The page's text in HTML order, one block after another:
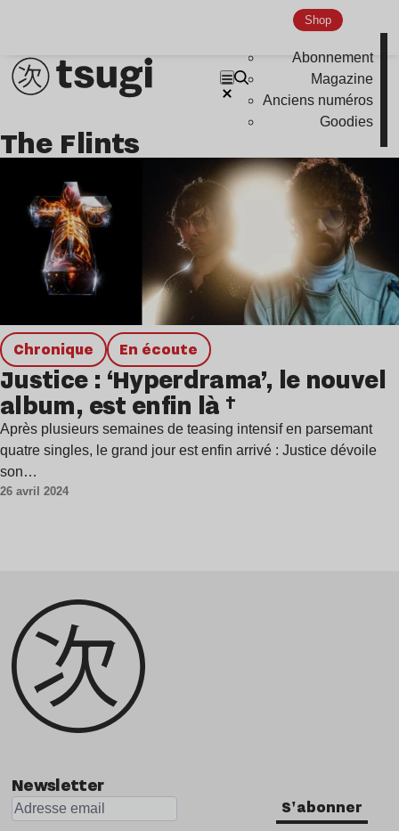
Shop
Abonnement
Magazine
Anciens numéros
Goodies
Global Club
Nu Jazz
The Flints
chronique en écoute
Justice : ‘Hyperdrama’, le nouvel
album, est enfin là †
Après plusieurs semaines de teasing intensif en parsemant
quatre singles, le grand jour est enfin arrivé : Justice dévoile
son…
26 avril 2024
Newsletter
S'abonner